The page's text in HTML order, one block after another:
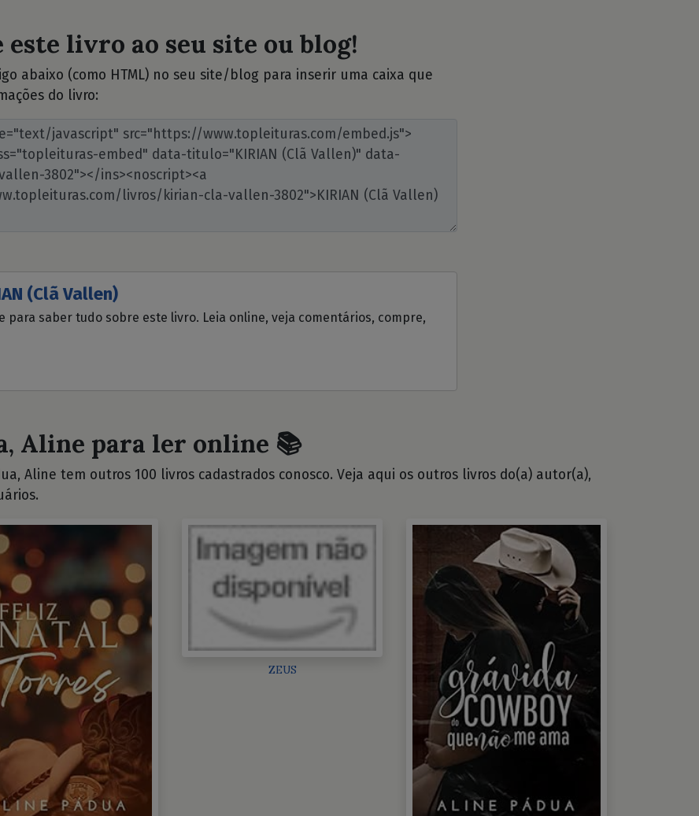
livro ao seu site ou blog!
abaixo (como HTML) no seu site/blog para inserir uma caixa que
do livro:
(Clã Vallen)
para saber tudo sobre este livro. Leia online, veja comentários, compre,
Aline para ler online 📚
Aline tem outros 100 livros cadastrados conosco. Veja aqui os outros livros do(a) autor(a),
ZEUS